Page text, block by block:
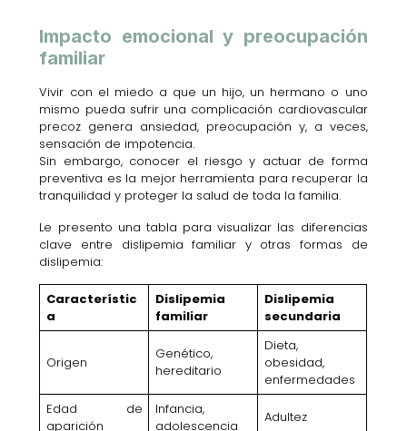
Impacto emocional y preocupación
familiar
Vivir con el miedo a que un hijo, un hermano o uno
mismo pueda sufrir una complicación cardiovascular
precoz genera ansiedad, preocupación y, a veces,
sensación de impotencia.
Sin embargo, conocer el riesgo y actuar de forma
preventiva es la mejor herramienta para recuperar la
tranquilidad y proteger la salud de toda la familia.
Le presento una tabla para visualizar las diferencias
clave entre dislipemia familiar y otras formas de
dislipemia:
Característic
a
Dislipemia
familiar
Dislipemia
secundaria
Origen
Genético,
hereditario
Dieta,
obesidad,
enfermedades
Edad de
aparición
Infancia,
adolescencia
Adultez